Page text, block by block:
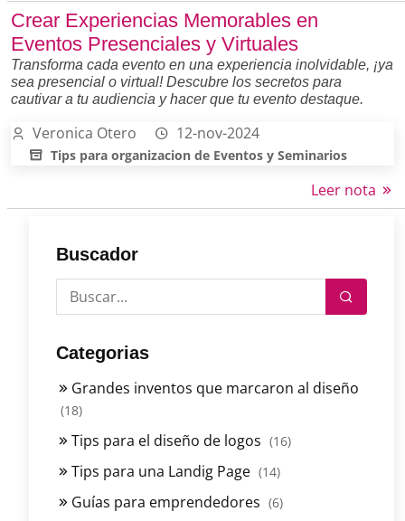
Buscador
Categorias
Grandes inventos que marcaron al diseño
(18)
Tips para el diseño de logos (16)
Tips para una Landig Page (14)
Guías para emprendedores (6)
Crear Experiencias Memorables en
Eventos Presenciales y Virtuales
Transforma cada evento en una experiencia inolvidable, ¡ya
sea presencial o virtual! Descubre los secretos para
cautivar a tu audiencia y hacer que tu evento destaque.
Veronica Otero 12-nov-2024
Tips para organizacion de Eventos y Seminarios
Leer nota